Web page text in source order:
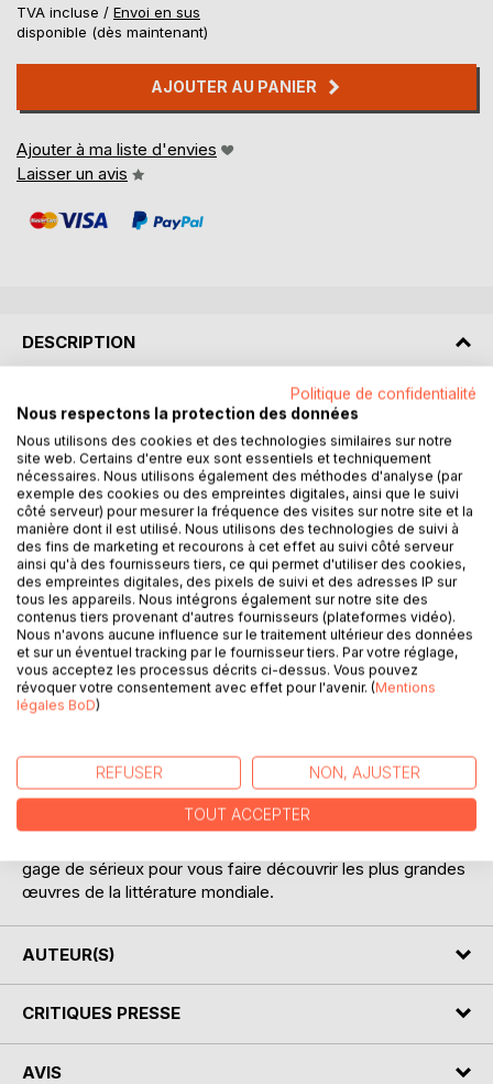
TVA incluse / Envoi en sus
disponible (dès maintenant)
AJOUTER AU PANIER
Ajouter à ma liste d'envies
Laisser un avis
DESCRIPTION
Décryptez L'Oeuvre avec l'analyse de Paideia éducation !
Que faut-il retenir de ce roman d'Émile Zola ? Retrouvez
tout ce que vous devez savoir de ce chef-d'œuvre de la
littérature française dans une analyse de référence pour
comprendre rapidement le sens de l'œuvre. Rédigée de
manière claire et accessible par un enseignant, cette fiche
de lecture propose notamment un résumé, une étude des
thèmes principaux, des clés de lecture et des pistes de
réflexion.
Une analyse littéraire complète et détaillée pour mieux lire
et comprendre le livre !
les passionnés de littérature que par les lycéens, Paideia
éducation est considéré comme une référence en matière
d'analyses d'œuvres littéraires. Celles-ci ont été conçues
pour guider les lecteurs à travers la littérature. Nos auteurs
gage de sérieux pour vous faire découvrir les plus grandes
œuvres de la littérature mondiale.
AUTEUR(S)
CRITIQUES PRESSE
AVIS
Politique de confidentialité
Nous respectons la protection des données
Nous utilisons des cookies et des technologies similaires sur notre
site web. Certains d'entre eux sont essentiels et techniquement
nécessaires. Nous utilisons également des méthodes d'analyse (par
exemple des cookies ou des empreintes digitales, ainsi que le suivi
côté serveur) pour mesurer la fréquence des visites sur notre site et la
manière dont il est utilisé. Nous utilisons des technologies de suivi à
des fins de marketing et recourons à cet effet au suivi côté serveur
ainsi qu'à des fournisseurs tiers, ce qui permet d'utiliser des cookies,
des empreintes digitales, des pixels de suivi et des adresses IP sur
tous les appareils. Nous intégrons également sur notre site des
contenus tiers provenant d'autres fournisseurs (plateformes vidéo).
Nous n'avons aucune influence sur le traitement ultérieur des données
et sur un éventuel tracking par le fournisseur tiers. Par votre réglage,
vous acceptez les processus décrits ci-dessus. Vous pouvez
révoquer votre consentement avec effet pour l'avenir. (Mentions
légales BoD)
REFUSER NON, AJUSTER
TOUT ACCEPTER